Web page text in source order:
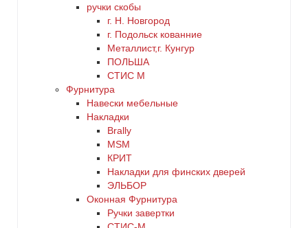
ручки скобы
г. Н. Новгород
г. Подольск кованние
Металлист,г. Кунгур
ПОЛЬША
СТИС М
Фурнитура
Навески мебельные
Накладки
Brally
MSM
КРИТ
Накладки для финских дверей
ЭЛЬБОР
Оконная Фурнитура
Ручки завертки